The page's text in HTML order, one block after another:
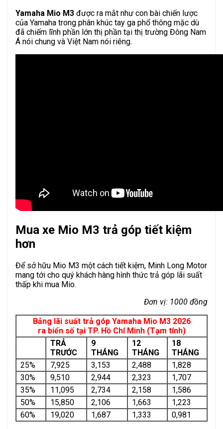
Yamaha Mio M3 được ra mắt như con bài chiến lược
của Yamaha trong phân khúc tay ga phổ thông mặc dù
đã chiếm lĩnh phần lớn thị phần tại thị trường Đông Nam
Á nói chung và Việt Nam nói riêng.
Mua xe Mio M3 trả góp tiết kiệm
hơn
Để sở hữu Mio M3 một cách tiết kiệm, Minh Long Motor
mang tới cho quý khách hàng hình thức trả góp lãi suất
thấp khi mua Mio.
Đơn vị: 1000 đồng
Bảng lãi suất trả góp Yamaha Mio M3 2026
ra biển số tại TP. Hồ Chí Minh (Tạm tính)
TRẢ
TRƯỚC
9
THÁNG
12
THÁNG
18
THÁNG
25%
7,925 3,153 2,488
1,828
30%
9,510 2,944 2,323
1,707
35%
11,095 2,734 2,158
1,586
50%
15,850 2,106 1,663
1,223
60%
19,020 1,687 1,333 0,981